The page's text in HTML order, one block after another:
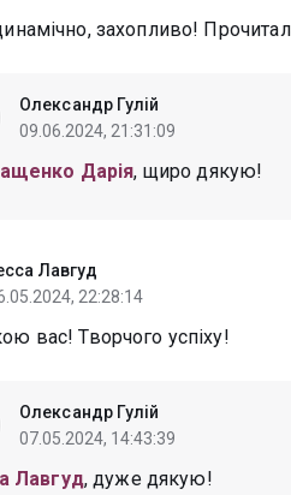
захопливо!
Олександр Гулій
09.06.2024, 21:31:09
Дарія, щиро дякую!
Лавгуд
22:28:14
вас! Творчого успіху!
Олександр Гулій
07.05.2024, 14:43:39
Лавгуд, дуже дякую!